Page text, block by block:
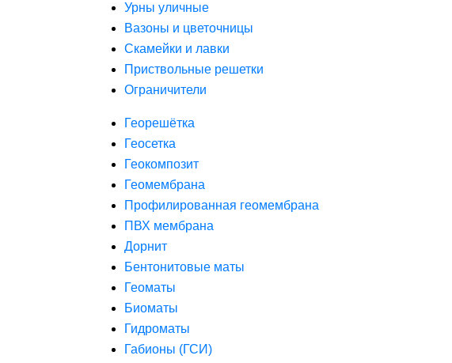
Урны уличные
Вазоны и цветочницы
Скамейки и лавки
Приствольные решетки
Ограничители
Георешётка
Геосетка
Геокомпозит
Геомембрана
Профилированная геомембрана
ПВХ мембрана
Дорнит
Бентонитовые маты
Геоматы
Биоматы
Гидроматы
Габионы (ГСИ)